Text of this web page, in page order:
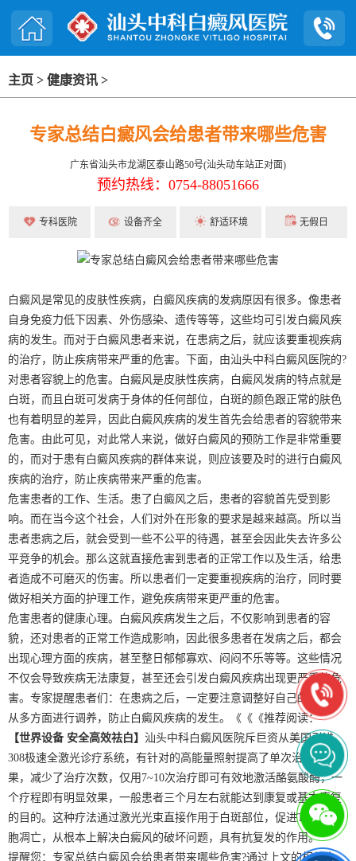
主页 > 健康资讯 >
专家总结白癜风会给患者带来哪些危害
广东省汕头市龙湖区泰山路50号(汕头动车站正对面)
预约热线：0754-88051666
专科医院 设备齐全 舒适环境 无假日
白癜风是常见的皮肤性疾病，白癜风疾病的发病原因有很多。像患者
自身免疫力低下因素、外伤感染、遗传等等，这些均可引发白癜风疾
病的发生。而对于白癜风患者来说，在患病之后，就应该要重视疾病
的治疗，防止疾病带来严重的危害。下面，由汕头中科白癜风医院的?
对患者容貌上的危害。白癜风是皮肤性疾病，白癜风发病的特点就是
白斑，而且白斑可发病于身体的任何部位，白斑的颜色跟正常的肤色
也有着明显的差异，因此白癜风疾病的发生首先会给患者的容貌带来
危害。由此可见，对此常人来说，做好白癜风的预防工作是非常重要
的，而对于患有白癜风疾病的群体来说，则应该要及时的进行白癜风
疾病的治疗，防止疾病带来严重的危害。
危害患者的工作、生活。患了白癜风之后，患者的容貌首先受到影
响。而在当今这个社会，人们对外在形象的要求是越来越高。所以当
患者患病之后，就会受到一些不公平的待遇，甚至会因此失去许多公
平竞争的机会。那么这就直接危害到患者的正常工作以及生活，给患
者造成不可磨灭的伤害。所以患者们一定要重视疾病的治疗，同时要
做好相关方面的护理工作，避免疾病带来更严重的危害。
危害患者的健康心理。白癜风疾病发生之后，不仅影响到患者的容
貌，还对患者的正常工作造成影响，因此很多患者在发病之后，都会
出现心理方面的疾病，甚至整日郁郁寡欢、闷闷不乐等等。这些情况
不仅会导致疾病无法康复，甚至还会引发白癜风疾病出现更严重的危
害。专家提醒患者们：在患病之后，一定要注意调整好自己的心态，
从多方面进行调养，防止白癜风疾病的发生。《《《推荐阅读：
【世界设备 安全高效祛白】 汕头中科白癜风医院斥巨资从美国引进
308极速全激光诊疗系统，有针对的高能量照射提高了单次治疗的效
果，减少了治疗次数，仅用7~10次治疗即可有效地激活酪氨酸酶，一
个疗程即有明显效果，一般患者三个月左右就能达到康复或基本康复
的目的。这种疗法通过激光光束直接作用于白斑部位，促进T淋巴细
胞凋亡，从根本上解决白癜风的破坏问题，具有抗复发的作用。
提醒您：专家总结白癜风会给患者带来哪些危害?通过上文的相关介